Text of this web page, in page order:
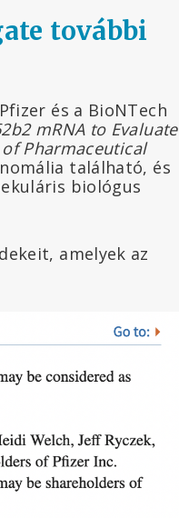
további
és a BioNTech
mRNA to Evaluate
Pharmaceutical
található, és
biológus
amelyek az